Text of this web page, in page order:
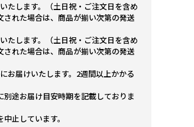
たします。（土日祝・ご注文日を含め
れた場合は、商品が揃い次第の発送
たします。（土日祝・ご注文日を含め
れた場合は、商品が揃い次第の発送
お届けいたします。2週間以上かかる
途お届け目安時期を記載しておりま
止しています。